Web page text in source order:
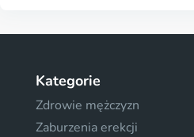
Kategorie
Zdrowie mężczyzn
Zaburzenia erekcji